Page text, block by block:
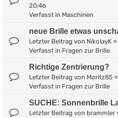
20:46
Verfasst in Maschinen
neue Brille etwas
Letzter Beitrag von NikolayK «
Verfasst in Fragen zur Brille
Richtige Zentrierung?
Letzter Beitrag von Moritz85 «
Verfasst in Fragen zur Brille
SUCHE: Sonnenbrille
Letzter Beitrag von brammler